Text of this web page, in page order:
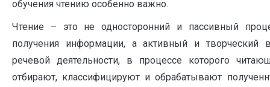
обучения чтению особенно важно.
Чтение – это не односторонний и пассивный
получения информации, а активный и творческий
речевой деятельности, в процессе которого
отбирают, классифицируют и обрабатывают